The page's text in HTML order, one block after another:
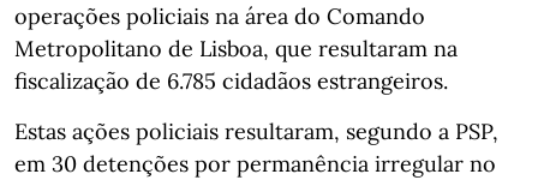
operações policiais na área do Comando
Metropolitano de Lisboa, que resultaram na
fiscalização de 6.785 cidadãos estrangeiros.
Estas ações policiais resultaram, segundo a PSP,
em 30 detenções por permanência irregular no